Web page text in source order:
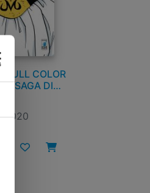
FULL COLOR
SAGA DI
n. 3
2020